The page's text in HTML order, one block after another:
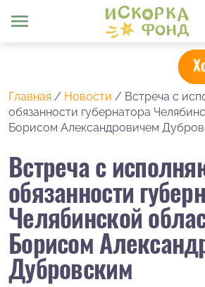
menu
Главная / Новости / Встреча с
обязанности губернатора
Борисом Александровичем
Встреча с
обязанности
Челябинской
Борисом
Дубровским